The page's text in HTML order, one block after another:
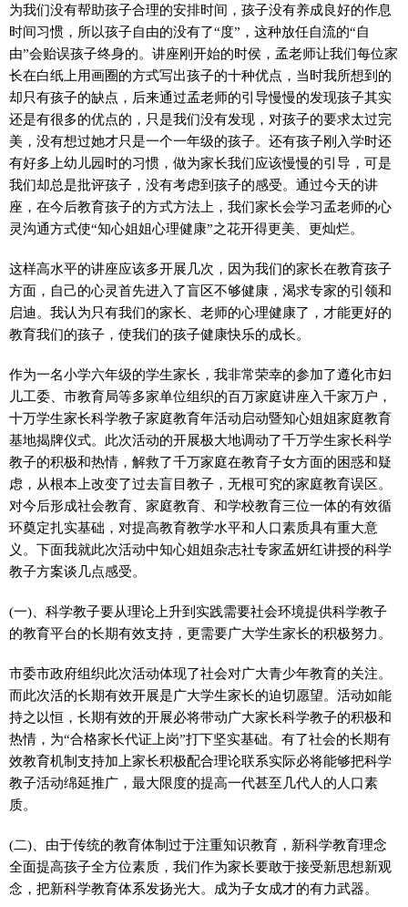
为我们没有帮助孩子合理的安排时间，孩子没有养成良好的作息
时间习惯，所以孩子自由的没有了“度”，这种放任自流的“自
由”会贻误孩子终身的。讲座刚开始的时侯，孟老师让我们每位家
长在白纸上用画圈的方式写出孩子的十种优点，当时我所想到的
却只有孩子的缺点，后来通过孟老师的引导慢慢的发现孩子其实
还是有很多的优点的，只是我们没有发现，对孩子的要求太过完
美，没有想过她才只是一个一年级的孩子。还有孩子刚入学时还
有好多上幼儿园时的习惯，做为家长我们应该慢慢的引导，可是
我们却总是批评孩子，没有考虑到孩子的感受。通过今天的讲
座，在今后教育孩子的方式方法上，我们家长会学习孟老师的心
灵沟通方式使“知心姐姐心理健康”之花开得更美、更灿烂。
这样高水平的讲座应该多开展几次，因为我们的家长在教育孩子
方面，自己的心灵首先进入了盲区不够健康，渴求专家的引领和
启迪。我认为只有我们的家长、老师的心理健康了，才能更好的
教育我们的孩子，使我们的孩子健康快乐的成长。
作为一名小学六年级的学生家长，我非常荣幸的参加了遵化市妇
儿工委、市教育局等多家单位组织的百万家庭讲座入千家万户，
十万学生家长科学教子家庭教育年活动启动暨知心姐姐家庭教育
基地揭牌仪式。此次活动的开展极大地调动了千万学生家长科学
教子的积极和热情，解救了千万家庭在教育子女方面的困惑和疑
虑，从根本上改变了过去盲目教子，无根可究的家庭教育误区。
对今后形成社会教育、家庭教育、和学校教育三位一体的有效循
环奠定扎实基础，对提高教育教学水平和人口素质具有重大意
义。下面我就此次活动中知心姐姐杂志社专家孟妍红讲授的科学
教子方案谈几点感受。
(一)、科学教子要从理论上升到实践需要社会环境提供科学教子
的教育平台的长期有效支持，更需要广大学生家长的积极努力。
市委市政府组织此次活动体现了社会对广大青少年教育的关注。
而此次活的长期有效开展是广大学生家长的迫切愿望。活动如能
持之以恒，长期有效的开展必将带动广大家长科学教子的积极和
热情，为“合格家长代证上岗”打下坚实基础。有了社会的长期有
效教育机制支持加上家长积极配合理论联系实际必将能够把科学
教子活动绵延推广，最大限度的提高一代甚至几代人的人口素
质。
(二)、由于传统的教育体制过于注重知识教育，新科学教育理念
全面提高孩子全方位素质，我们作为家长要敢于接受新思想新观
念，把新科学教育体系发扬光大。成为子女成才的有力武器。